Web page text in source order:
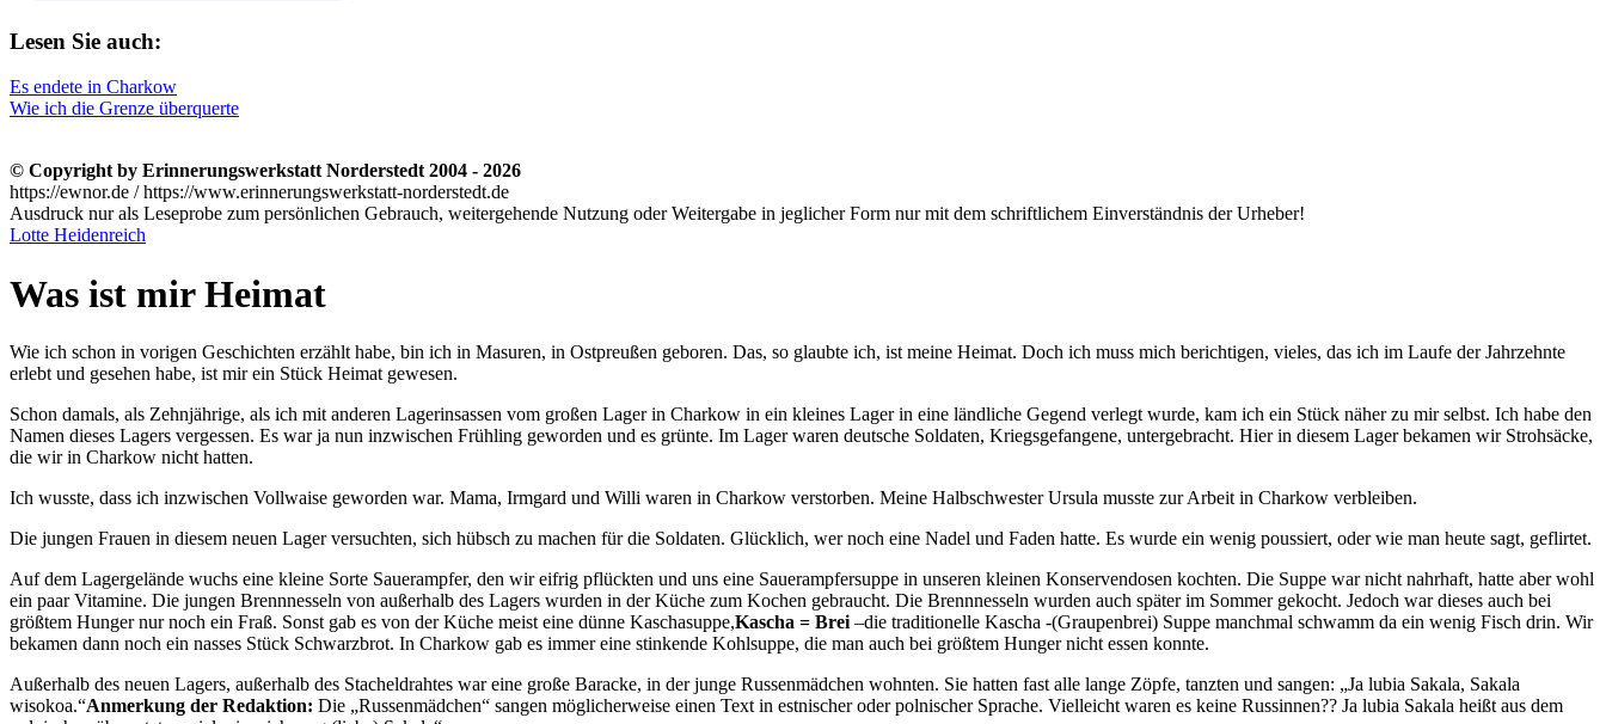
Lesen Sie auch:
Es endete in Charkow
Wie ich die Grenze überquerte
© Copyright by Erinnerungswerkstatt Norderstedt 2004 - 2026
https://ewnor.de / https://www.erinnerungswerkstatt-norderstedt.de
Ausdruck nur als Leseprobe zum persönlichen Gebrauch, weitergehende Nutzung oder Weitergabe in jeglicher Form nur mit dem schriftlichem Einverständnis der Urheber!
Lotte Heidenreich
Was ist mir Heimat
Wie ich schon in vorigen Geschichten erzählt habe, bin ich in Masuren, in Ostpreußen geboren. Das, so glaubte ich, ist meine Heimat. Doch ich muss mich berichtigen, vieles, das ich im Laufe der Jahrzehnte
erlebt und gesehen habe, ist mir ein Stück Heimat gewesen.
Schon damals, als Zehnjährige, als ich mit anderen Lagerinsassen vom großen Lager in Charkow in ein kleines Lager in eine ländliche Gegend verlegt wurde, kam ich ein Stück näher zu mir selbst. Ich habe den
Namen dieses Lagers vergessen. Es war ja nun inzwischen Frühling geworden und es grünte. Im Lager waren deutsche Soldaten, Kriegsgefangene, untergebracht. Hier in diesem Lager bekamen wir Strohsäcke,
die wir in Charkow nicht hatten.
Ich wusste, dass ich inzwischen Vollwaise geworden war. Mama, Irmgard und Willi waren in Charkow verstorben. Meine Halbschwester Ursula musste zur Arbeit in Charkow verbleiben.
Die jungen Frauen in diesem neuen Lager versuchten, sich hübsch zu machen für die Soldaten. Glücklich, wer noch eine Nadel und Faden hatte. Es wurde ein wenig poussiert, oder wie man heute sagt, geflirtet.
Auf dem Lagergelände wuchs eine kleine Sorte Sauerampfer, den wir eifrig pflückten und uns eine Sauerampfersuppe in unseren kleinen Konservendosen kochten. Die Suppe war nicht nahrhaft, hatte aber wohl
ein paar Vitamine. Die jungen Brennnesseln von außerhalb des Lagers wurden in der Küche zum Kochen gebraucht. Die Brennnesseln wurden auch später im Sommer gekocht. Jedoch war dieses auch bei
größtem Hunger nur noch ein Fraß. Sonst gab es von der Küche meist eine dünne Kaschasuppe,Kascha = Brei –die traditionelle Kascha -(Graupenbrei) Suppe manchmal schwamm da ein wenig Fisch drin. Wir
bekamen dann noch ein nasses Stück Schwarzbrot. In Charkow gab es immer eine stinkende Kohlsuppe, die man auch bei größtem Hunger nicht essen konnte.
Außerhalb des neuen Lagers, außerhalb des Stacheldrahtes war eine große Baracke, in der junge Russenmädchen wohnten. Sie hatten fast alle lange Zöpfe, tanzten und sangen:
Ja lubia Sakala, Sakala
wisokoa. Anmerkung der Redaktion: Die Russenmädchen
sangen möglicherweise einen Text in estnischer oder polnischer Sprache. Vielleicht waren es keine Russinnen?? Ja lubia Sakala heißt aus dem